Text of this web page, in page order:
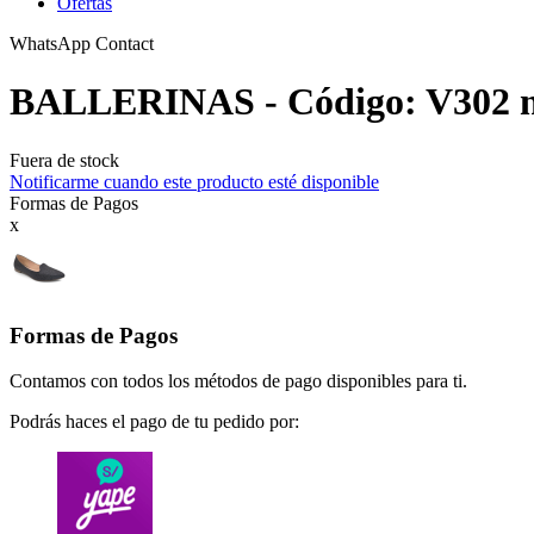
WhatsApp Contact
BALLERINAS - Código: V302
Fuera de stock
Notificarme cuando este producto esté disponible
Formas de Pagos
x
Formas de Pagos
Contamos con todos los métodos de pago disponibles para ti.
Podrás haces el pago de tu pedido por: